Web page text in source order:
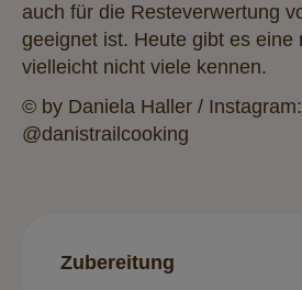
auch für die Resteverwertung
geeignet ist. Heute gibt es eine
vielleicht nicht viele kennen.
© by Daniela Haller / Instagram:
@danistrailcooking
Zubereitung